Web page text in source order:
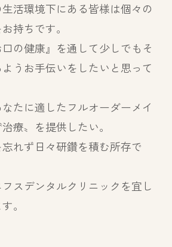
活環境下にある皆様は個々の
持ちです。
の健康』を通して少しでもそ
う お手伝いをしたいと思って
たに適したフルオーダーメイ
療〟を提供したい。
れず日々研鑽を積む所存で
スデンタルクリニックを宜し
。